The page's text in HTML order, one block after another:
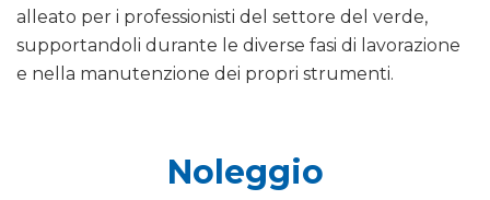
alleato per i professionisti del settore del verde,
supportandoli durante le diverse fasi di lavorazione
e nella manutenzione dei propri strumenti.
Noleggio